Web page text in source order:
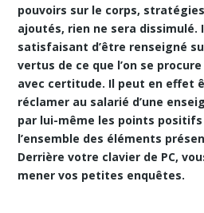
pouvoirs sur le corps,
ajoutés, rien ne sera dissimulé.
satisfaisant d’être renseigné
vertus de ce que l’on se
avec certitude. Il peut en effet
réclamer au salarié d’une
par lui-même les points
l’ensemble des éléments
Derrière votre clavier de PC,
mener vos petites enquêtes.